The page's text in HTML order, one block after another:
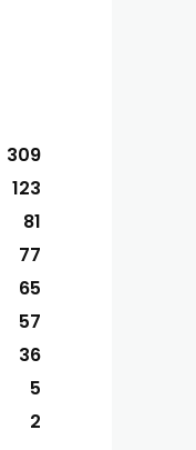
309
123
81
77
65
57
36
5
2